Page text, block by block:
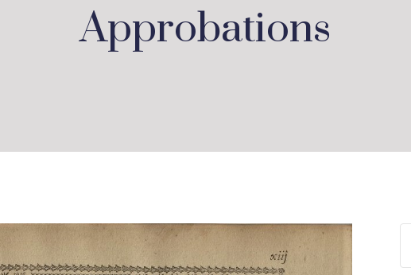
Approbations